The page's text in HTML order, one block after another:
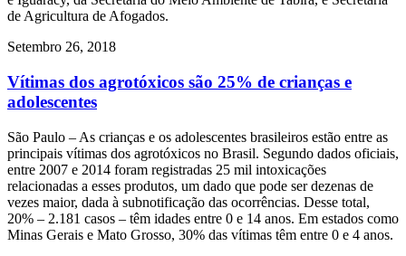
de Agricultura de Afogados.
Setembro 26, 2018
Vítimas dos agrotóxicos são 25% de crianças e
adolescentes
São Paulo – As crianças e os adolescentes brasileiros estão entre as
principais vítimas dos agrotóxicos no Brasil. Segundo dados oficiais,
entre 2007 e 2014 foram registradas 25 mil intoxicações
relacionadas a esses produtos, um dado que pode ser dezenas de
vezes maior, dada à subnotificação das ocorrências. Desse total,
20% – 2.181 casos – têm idades entre 0 e 14 anos. Em estados como
Minas Gerais e Mato Grosso, 30% das vítimas têm entre 0 e 4 anos.